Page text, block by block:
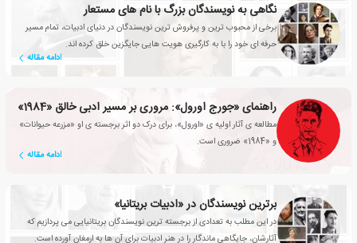
نگاهی به نویسندگان بزرگ با نام های مستعار
برخی از محبوب ترین و پرفروش ترین نویسندگان در دنیای ادبیات، تمام مسیر
حرفه ای خود را با به کارگیری هویت هایی جایگزین خلق کرده اند.
ادامه مقاله
راهنمای «جورج اورول»: مروری بر مسیر ادبی خالق «1984»
مطالعه ی آثار اولیه ی «اورول»، برای درک دو اثر برجسته ی او «مزرعه حیوانات»
و «1984» ضروری است.
ادامه مقاله
برترین نویسندگان در «ادبیات بریتانیا»
در این مطلب به تعدادی از برجسته ترین نویسندگان بریتانیایی می پردازیم که
آثارشان، جایگاهی ماندگار را در هنر ادبیات برای آن ها به ارمغان آورده است.